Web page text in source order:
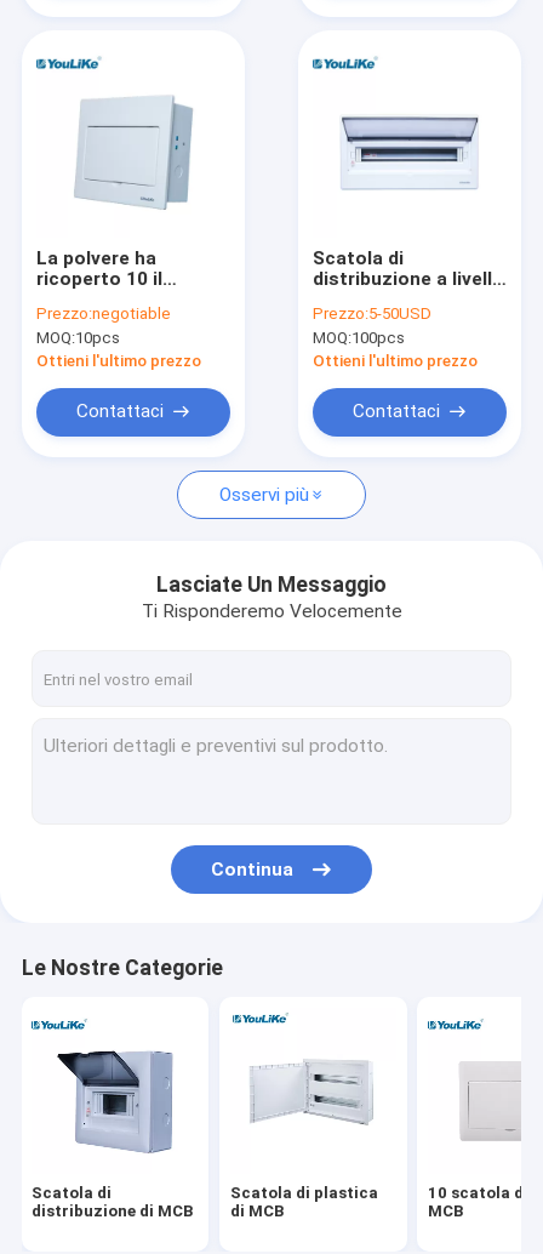
Giro della fabbrica
Notizie
Casi
Scatola di distribuzione di MCB
10 scatola di modo MCB
Scatola di monofase MCB
Scatola di distribuzione a livello del supporto
Pannello di distribuzione di energia all'aperto
Scatola equipotenziale
La polvere ha
ricoperto 10 il
della parete dell'unità
del consumatore
della scatola di modo
Prezzo:negotiable
MOQ:10pcs
Ottieni l'ultimo prezzo
Contattaci
Scatola di
distribuzione a livello
IP40 21, fase del
pannello componenti
elettrici di bassa
Prezzo:5-50USD
MOQ:100pcs
Ottieni l'ultimo prezzo
Contattaci
Osservi più
Lasciate Un Messaggio
Ti Risponderemo Velocemente
Continua
Le Nostre Categorie
Scatola di
distribuzione di MCB
Scatola di plastica
di MCB
10 scatola di
MCB